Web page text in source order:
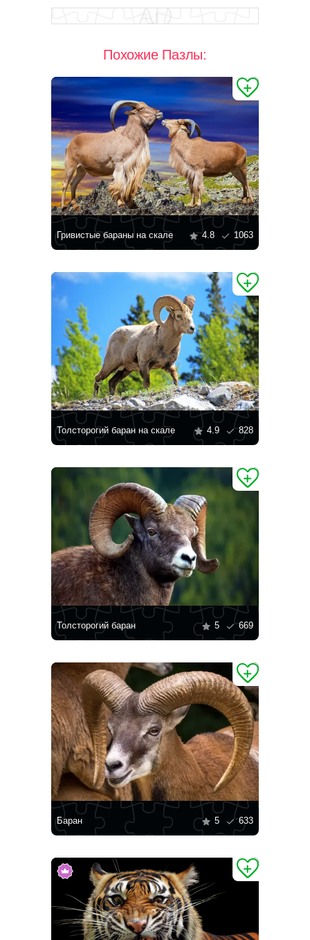
Похожие Пазлы:
Гривистые бараны на скале 4.8 1063
Толсторогий баран на скале 4.9 828
Толсторогий баран 5 669
Баран 5 633